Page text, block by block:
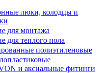
люки, колодцы и
для монтажа
для теплого пола
полиэтиленовые
и аксиальные фитинги